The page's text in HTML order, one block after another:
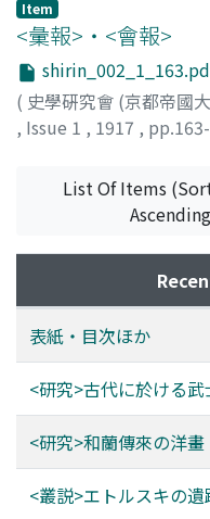
Item
<彙報>・<會報>
( 史學硏究會 (京都帝國
, Issue 1 , 1917 ,
List Of Items
表紙・目次ほか
<研究>古代に於ける
<研究>和蘭傳來の洋畫
<叢説>エトルスキの